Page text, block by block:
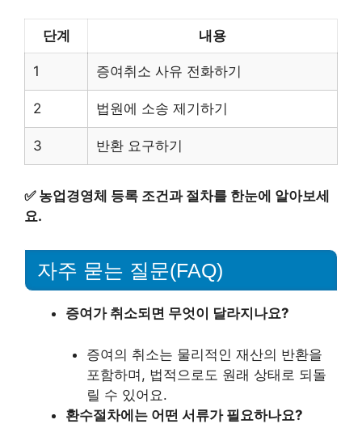
단계 내용
1 증여취소 사유 전화하기
2 법원에 소송 제기하기
3 반환 요구하기
✅ 농업경영체 등록 조건과 절차를 한눈에 알아보세
요.
자주 묻는 질문(FAQ)
증여가 취소되면 무엇이 달라지나요?
증여의 취소는 물리적인 재산의 반환을
포함하며, 법적으로도 원래 상태로 되돌
릴 수 있어요.
환수절차에는 어떤 서류가 필요하나요?